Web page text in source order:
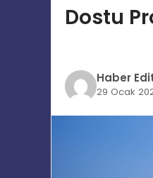
Dostu
Haber
29 Ocak